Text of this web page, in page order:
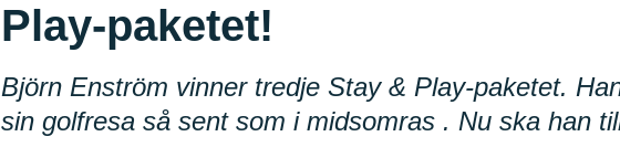
Play-paketet!
Björn Enström vinner tredje Stay & Play-paketet.
sin golfresa så sent som i midsomras . Nu ska han